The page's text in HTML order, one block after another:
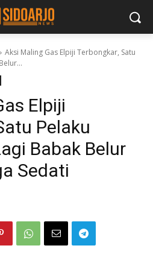
Aksi Maling Gas Elpiji Terbongkar, Satu
Elpiji
Pelaku
Babak Belur
Sedati